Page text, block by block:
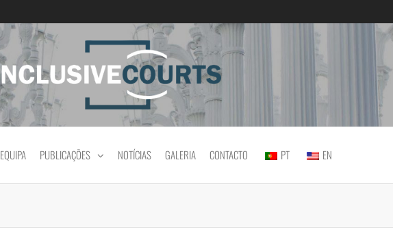
Igualdade e diferença cultural na prática judicial portuguesa
EQUIPA PUBLICAÇÕES NOTÍCIAS GALERIA CONTACTO PT EN